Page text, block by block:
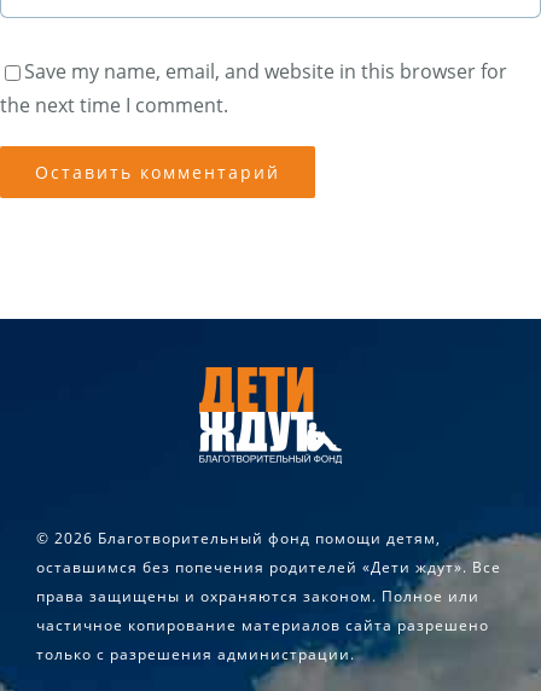
Save my name, email, and website in this browser for
the next time I comment.
© 2026 Благотворительный фонд помощи детям,
оставшимся без попечения родителей «Дети ждут». Все
права защищены и охраняются законом. Полное или
частичное копирование материалов сайта разрешено
только с разрешения администрации.